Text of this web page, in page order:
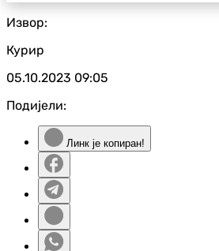
Извор:
Курир
05.10.2023 09:05
Подијели:
Линк је копиран!